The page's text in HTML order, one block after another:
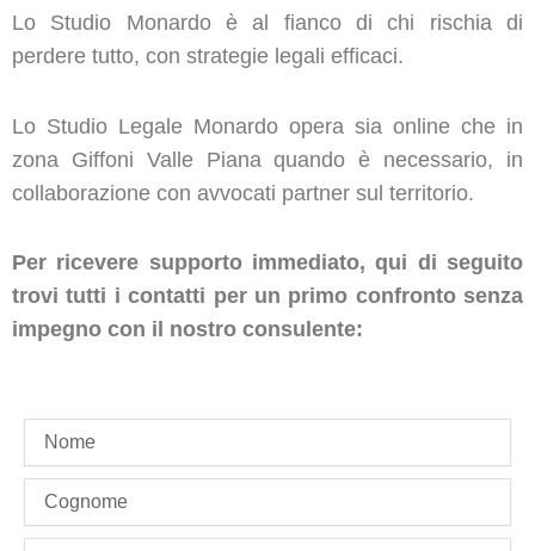
Lo Studio Monardo è al fianco di chi rischia di
perdere tutto, con strategie legali efficaci.
Lo Studio Legale Monardo opera sia online che in
zona Giffoni Valle Piana quando è necessario, in
collaborazione con avvocati partner sul territorio.
Per ricevere supporto immediato, qui di seguito
trovi tutti i contatti per un primo confronto senza
impegno con il nostro consulente: